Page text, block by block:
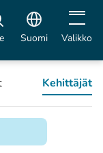
Suomi Avaa
Valikko
Kehittäjät